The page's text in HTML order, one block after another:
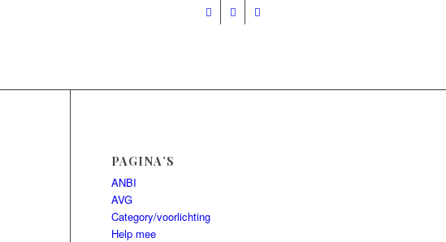
PAGINA’S
ANBI
AVG
Category/voorlichting
Help mee